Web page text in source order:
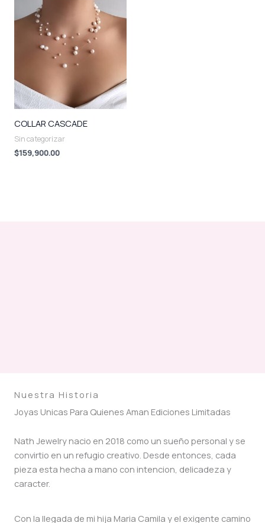
COLLAR CASCADE
Sin categorizar
$159,900.00
Nuestra Historia
Joyas Unicas Para Quienes Aman Ediciones Limitadas
Nath Jewelry nacio en 2018 como un sueño personal y se
convirtio en un refugio creativo. Desde entonces, cada
pieza esta hecha a mano con intencion, delicadeza y
caracter.
Con la llegada de mi hija Maria Camila y el exigente camino